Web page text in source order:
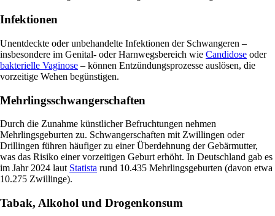
Infektionen
Unentdeckte oder unbehandelte Infektionen der Schwangeren –
insbesondere im Genital- oder Harnwegsbereich wie Candidose oder
bakterielle Vaginose – können Entzündungsprozesse auslösen, die
vorzeitige Wehen begünstigen.
Mehrlingsschwangerschaften
Durch die Zunahme künstlicher Befruchtungen nehmen
Mehrlingsgeburten zu. Schwangerschaften mit Zwillingen oder
Drillingen führen häufiger zu einer Überdehnung der Gebärmutter,
was das Risiko einer vorzeitigen Geburt erhöht. In Deutschland gab es
im Jahr 2024 laut Statista rund 10.435 Mehrlingsgeburten (davon etwa
10.275 Zwillinge).
Tabak, Alkohol und Drogenkonsum